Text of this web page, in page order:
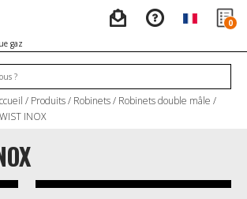
0
gaz
/ Produits/ Robinets/ Robinets double mâle /
INOX